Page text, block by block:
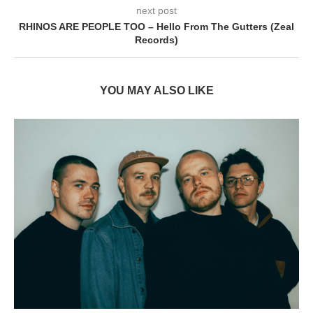
next post
RHINOS ARE PEOPLE TOO – Hello From The Gutters (Zeal
Records)
YOU MAY ALSO LIKE